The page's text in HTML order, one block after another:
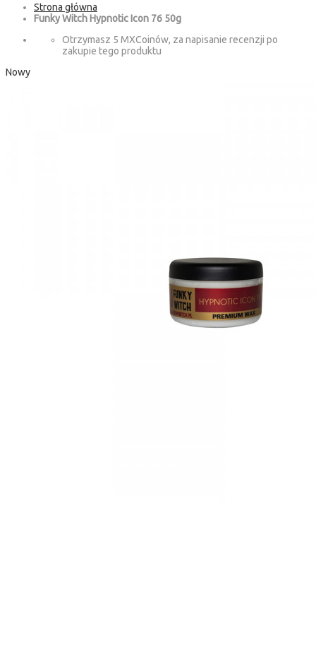
Strona główna
Funky Witch Hypnotic Icon 76 50g
Otrzymasz 5 MXCoinów, za napisanie recenzji po
zakupie tego produktu
Nowy